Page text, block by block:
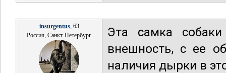
insurgentus, 63
Россия, Санкт-Петербург
Эта самка
внешность, с ее
наличия дырки в